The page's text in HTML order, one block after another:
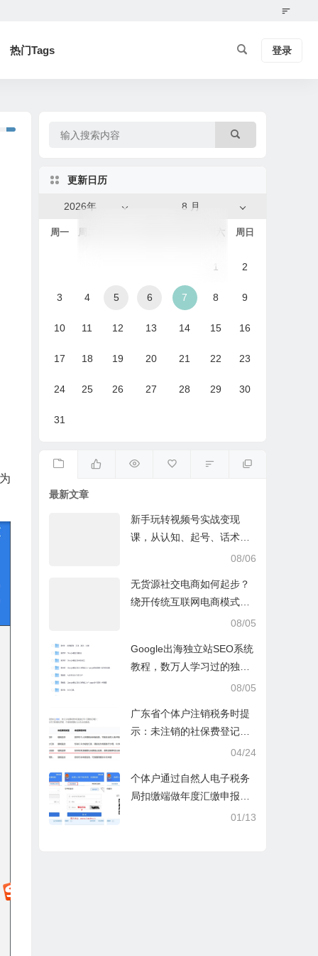
热门Tags 登录
更新日历
8 月
2026年
周一 周二 周六 周日
1 2
3 4 5 6 7 8 9
10 11 12 13 14 15 16
17 18 19 20 21 22 23
24 25 26 27 28 29 30
31
最新文章
新手玩转视频号实战变现
课，从认知、起号、话术、
选品、开播到投放的全链路
08/06
无货源社交电商如何起步？
绕开传统互联网电商模式撒
豆成兵，实现跨平台交易实
08/05
Google出海独立站SEO系统
教程，数万人学习过的独立
08/05
广东省个体户注销税务时提
示：未注销的社保费登记信
04/24
个体户通过自然人电子税务
局扣缴端做年度汇缴申报税
时显示要交税，不是可以免
01/13